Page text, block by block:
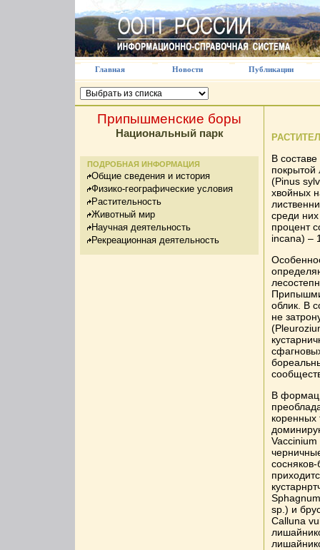
Главная Новости Публикации
Припышменские боры
Национальный парк
ПОДРОБНАЯ ИНФОРМАЦИЯ
Общие сведения и история
Физико-географические условия
Растительность
Животный мир
Научная деятельность
Рекреационная деятельность
В
(Pinus
хвойных
среди
процент
incana) –
облик. В
не
В
коренных
sp.) и
Calluna